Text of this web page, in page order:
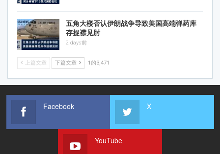
五角大楼否认伊朗战争导致美国高端弹药库
存捉襟见肘
2 days前
上篇文章 下篇文章 1的3,471
Facebook X
YouTube